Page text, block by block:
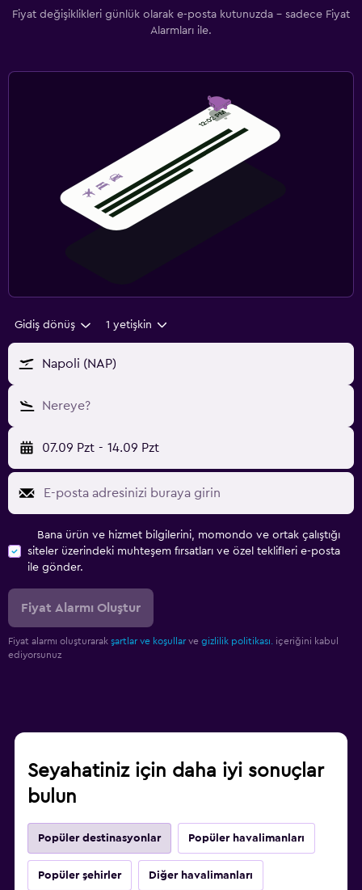
Fiyat değişiklikleri günlük olarak e-posta kutunuzda - sadece Fiyat
Alarmları ile.
Gidiş dönüş 1 yetişkin
Napoli (NAP)
Nereye?
07.09 Pzt - 14.09 Pzt
Bana ürün ve hizmet bilgilerini, momondo ve ortak çalıştığı
siteler üzerindeki muhteşem fırsatları ve özel teklifleri e-posta
ile gönder.
Fiyat Alarmı Oluştur
Fiyat alarmı oluşturarak şartlar ve koşullar ve gizlilik politikası.
içeriğini kabul
ediyorsunuz
Seyahatiniz için daha iyi sonuçlar
bulun
Popüler destinasyonlar Popüler havalimanları
Popüler şehirler Diğer havalimanları